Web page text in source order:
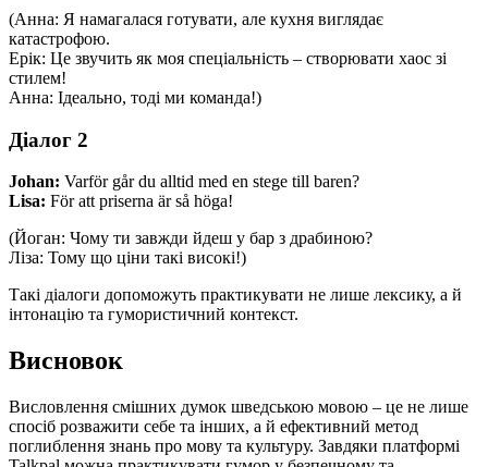
(Анна: Я намагалася готувати, але кухня виглядає
катастрофою.
Ерік: Це звучить як моя спеціальність – створювати хаос зі
стилем!
Анна: Ідеально, тоді ми команда!)
Діалог 2
Johan: Varför går du alltid med en stege till baren?
Lisa: För att priserna är så höga!
(Йоган: Чому ти завжди йдеш у бар з драбиною?
Ліза: Тому що ціни такі високі!)
Такі діалоги допоможуть практикувати не лише лексику, а й
інтонацію та гумористичний контекст.
Висновок
Висловлення смішних думок шведською мовою – це не лише
спосіб розважити себе та інших, а й ефективний метод
поглиблення знань про мову та культуру. Завдяки платформі